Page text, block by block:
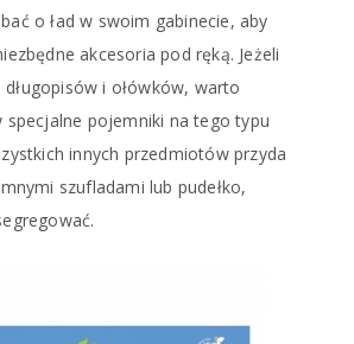
o ład w swoim gabinecie, aby
akcesoria pod ręką. Jeżeli
i ołówków, warto
specjalne pojemniki na tego typu
innych przedmiotów przyda
szufladami lub pudełko,